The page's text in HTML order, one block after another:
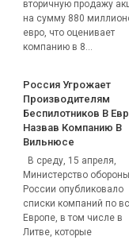
вторичную продажу
на сумму 880
евро, что оценивает
компанию в 8...
Россия Угрожает
Производителям
Беспилотников В
Назвав Компанию В
Вильнюсе
В среду, 15 апреля,
Министерство обороны
России опубликовало
списки компаний по
Европе, в том числе в
Литве, которые